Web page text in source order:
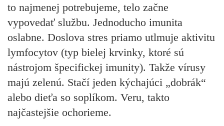
to najmenej potrebujeme, telo začne
vypovedať službu. Jednoducho imunita
oslabne. Doslova stres priamo utlmuje aktivitu
lymfocytov (typ bielej krvinky, ktoré sú
nástrojom špecifickej imunity). Takže vírusy
majú zelenú. Stačí jeden kýchajúci „dobrák“
alebo dieťa so soplíkom. Veru, takto
najčastejšie ochorieme.